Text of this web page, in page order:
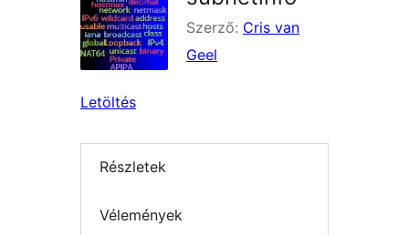
Szerző: Cris van
Geel
Letöltés
Részletek
Vélemények